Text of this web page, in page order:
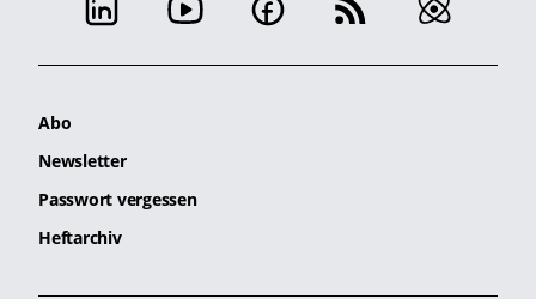
Abo
Newsletter
Passwort vergessen
Heftarchiv